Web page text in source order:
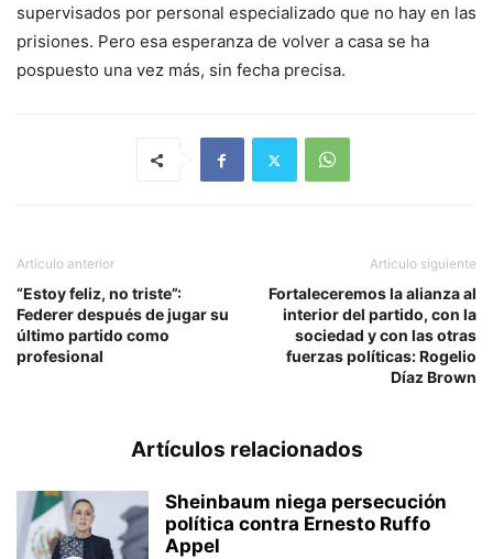
supervisados por personal especializado que no hay en las
prisiones. Pero esa esperanza de volver a casa se ha
pospuesto una vez más, sin fecha precisa.
Artículo anterior
“Estoy feliz, no triste”:
Federer después de jugar su
último partido como
profesional
Artículo siguiente
Fortaleceremos la alianza al
interior del partido, con la
sociedad y con las otras
fuerzas políticas: Rogelio
Díaz Brown
Artículos relacionados
Sheinbaum niega persecución
política contra Ernesto Ruffo
Appel